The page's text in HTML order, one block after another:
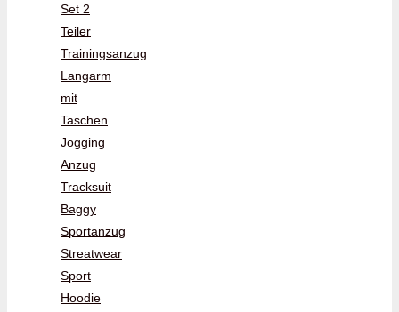
Set 2
Teiler
Trainingsanzug
Langarm
mit
Taschen
Jogging
Anzug
Tracksuit
Baggy
Sportanzug
Streatwear
Sport
Hoodie